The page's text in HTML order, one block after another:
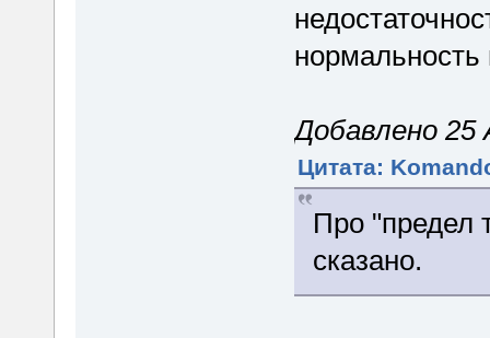
Добавлено 25
Цитата:
Про "предел
сказано.